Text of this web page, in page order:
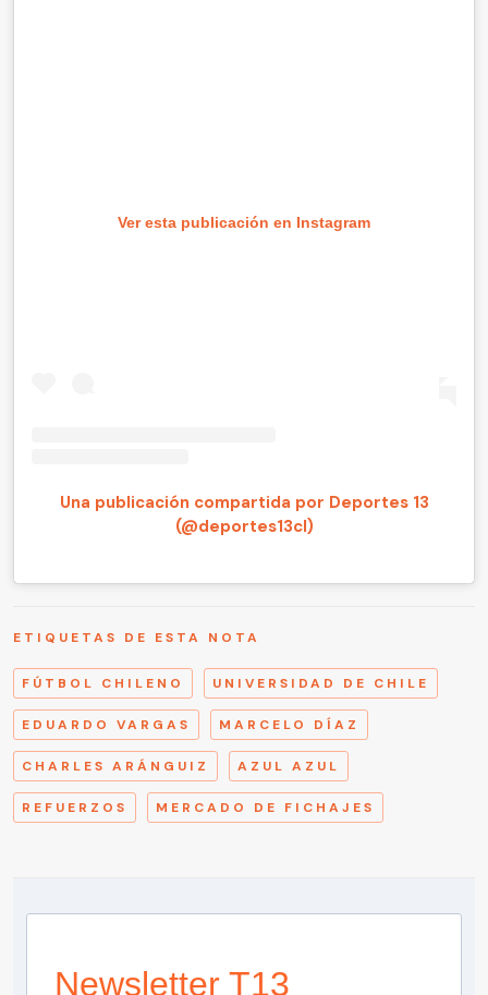
Ver esta publicación en Instagram
Una publicación compartida por Deportes 13
(@deportes13cl)
ETIQUETAS DE ESTA NOTA
FÚTBOL CHILENO UNIVERSIDAD DE CHILE
EDUARDO VARGAS MARCELO DÍAZ
CHARLES ARÁNGUIZ AZUL AZUL
REFUERZOS MERCADO DE FICHAJES
Newsletter T13